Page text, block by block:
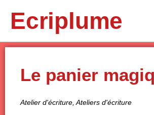
contenuEcriplume
Le panier
Atelier d'écriture,Ateliers d'écriture